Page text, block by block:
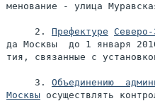
менование - улица
     2.
Префектуре Северо-
да Москвы  до 1 января
тия, связанные с
     3.
Объединению
Москвы осуществлять